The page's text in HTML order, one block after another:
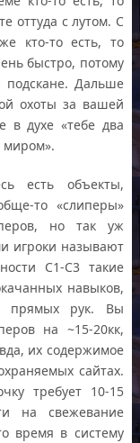
оттуда с лутом. С
кто-то есть, то
быстро, потому
Дальше
охоты за вашей
в духе «тебе два
миром».
есть объекты,
то «слиперы»
но так уж
игроки называют
С1-С3 такие
навыков,
прямых рук. Вы
на ~15-20кк,
их содержимое
сайтах.
требует 10-15
на свежевание
время в систему